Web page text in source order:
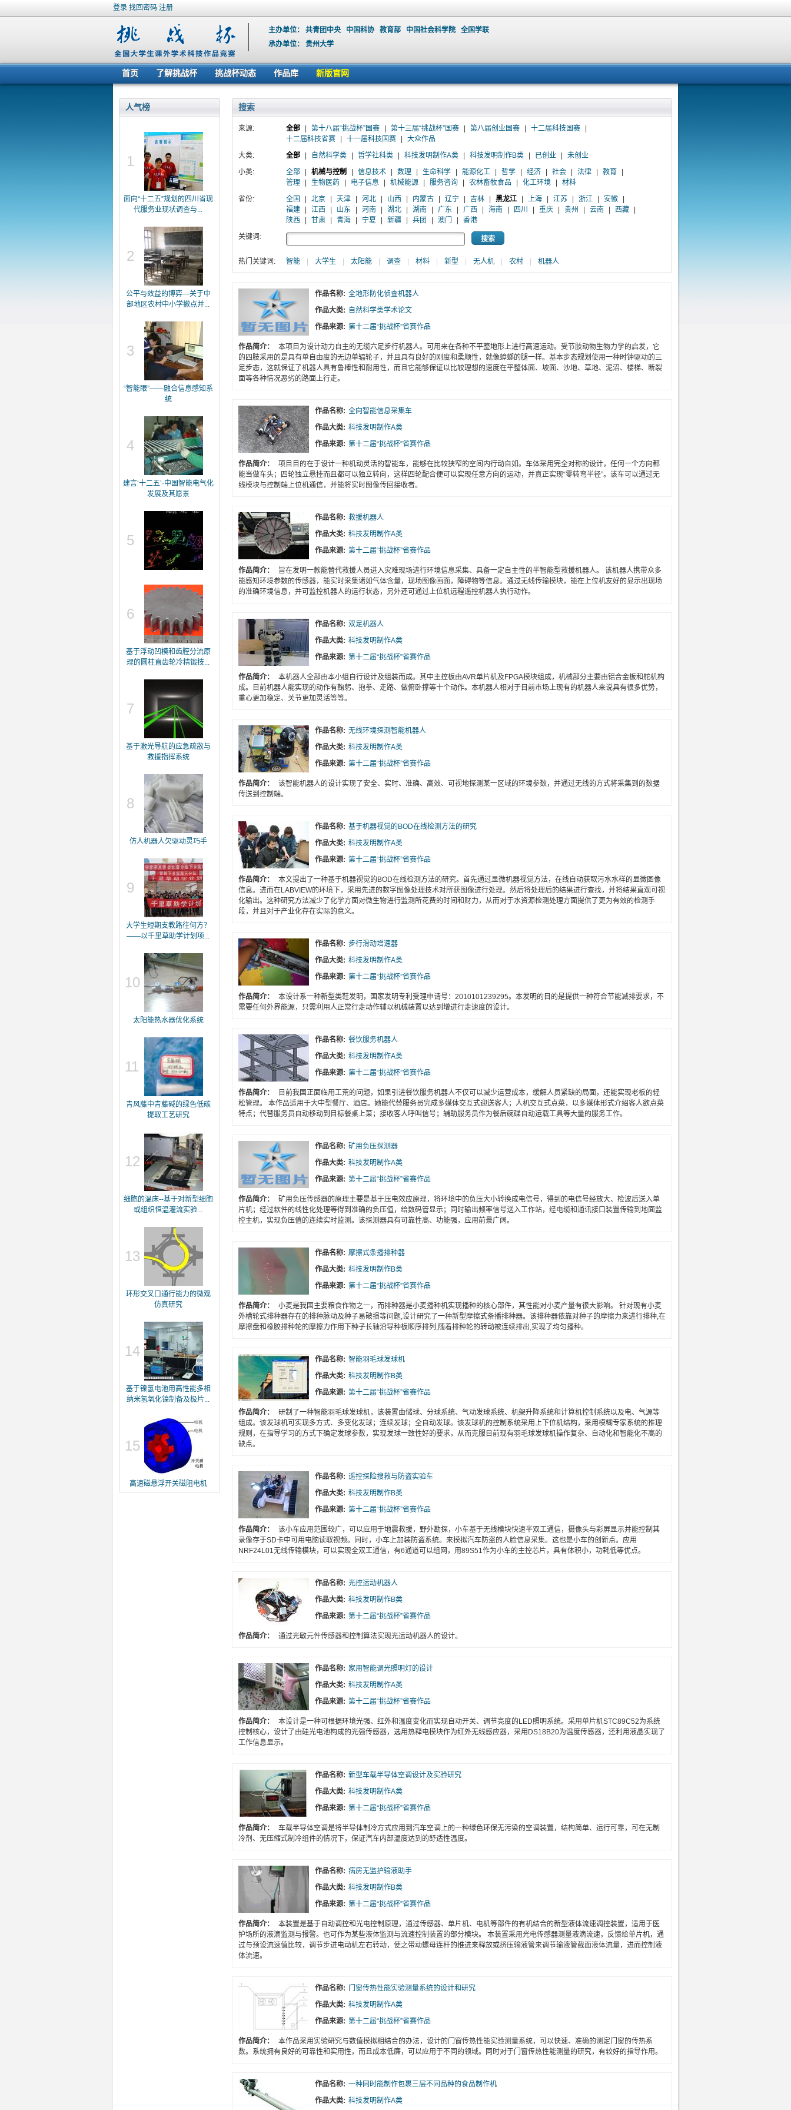
登录 找回密码 注册
主办单位：共青团中央 中国科协 教育部 中国社会科学院
全国学联
承办单位：贵州大学
首页 了解挑战杯 挑战杯动态 作品库 新版官网
人气榜
1
面向“十二五”规划的四川省现
代服务业现状调查与...
2
公平与效益的博弈—关于中
部地区农村中小学撤点并...
3
“智能眼”——融合信息感知系
统
4
建言‘十二五’·中国智能电气化
发展及其愿景
5
6
基于浮动凹模和齿腔分流原
理的圆柱直齿轮冷精锻技...
7
基于激光导航的应急疏散与
救援指挥系统
8
仿人机器人欠驱动灵巧手
9
大学生短期支教路往何方？
——以千里草助学计划项...
10
太阳能热水器优化系统
11
青风藤中青藤碱的绿色低碳
提取工艺研究
12
细胞的温床--基于对新型细胞
或组织恒温灌流实验...
13
环形交叉口通行能力的微观
仿真研究
14
基于镍氢电池用高性能多相
纳米氢氧化镍制备及极片...
15
高速磁悬浮开关磁阻电机
搜索
来源: 全部 第十八届“挑战杯”国赛 第十三届“挑战杯”国赛 第八届创业国赛 十二届科技国赛
十二届科技省赛
十一届科技国赛
大众作品
大类:
全部 自然科学类 哲学社科类 科技发明制作A类 科技发明制作B类 已创业
未创业
小类:
全部 机械与控制 信息技术 数理 生命科学 能源化工 哲学 经济 社会 法律 教育
管理
生物医药 电子信息 机械能源 服务咨询 农林畜牧食品 化工环境
材料
省份:
全国 北京 天津 河北 山西 内蒙古 辽宁 吉林 黑龙江 上海 江苏 浙江 安徽
福建
江西 山东 河南 湖北 湖南 广东 广西 海南 四川 重庆 贵州 云南 西藏
陕西
甘肃 青海 宁夏 新疆 兵团 澳门
香港
关键词:
热门关键词: 智能 大学生 太阳能 调查 材料 新型 无人机 农村 机器人
作品名称: 全地形防化侦查机器人
作品大类: 自然科学类学术论文
作品来源: 第十二届“挑战杯”省赛作品
作品简介：
本项目为设计动力自主的无缆六足步行机器人。可用来在各种不平整地形上进行高速运动。受节肢动物生物力学的启发，它
的四肢采用的是具有单自由度的无边单辐轮子，并且具有良好的刚度和柔顺性，就像蟑螂的腿一样。基本步态规划使用一种时钟驱动的三
足步态，这就保证了机器人具有鲁棒性和耐用性，而且它能够保证以比较理想的速度在平整体面、坡面、沙地、草地、泥沼、楼梯、断裂
面等各种情况恶劣的路面上行走。
作品名称: 全向智能信息采集车
作品大类: 科技发明制作A类
作品来源: 第十二届“挑战杯”省赛作品
作品简介：
项目目的在于设计一种机动灵活的智能车，能够在比较狭窄的空间内行动自如。车体采用完全对称的设计，任何一个方向都
能当做车头；四轮独立悬挂而且都可以独立转向，这样四轮配合便可以实现任意方向的运动，并真正实现“零转弯半径”。该车可以通过无
线模块与控制端上位机通信，并能将实时图像传回接收者。
作品名称: 救援机器人
作品大类: 科技发明制作A类
作品来源: 第十二届“挑战杯”省赛作品
作品简介：
旨在发明一款能替代救援人员进入灾难现场进行环境信息采集、具备一定自主性的半智能型救援机器人。 该机器人携带众多
能感知环境参数的传感器，能实时采集诸如气体含量，现场图像画面，障碍物等信息。通过无线传输模块，能在上位机友好的显示出现场
的准确环境信息，并可监控机器人的运行状态，另外还可通过上位机远程遥控机器人执行动作。
作品名称: 双足机器人
作品大类: 科技发明制作A类
作品来源: 第十二届“挑战杯”省赛作品
作品简介：
本机器人全部由本小组自行设计及组装而成。其中主控板由AVR单片机及FPGA模块组成，机械部分主要由铝合金板和舵机构
成。目前机器人能实现的动作有鞠躬、抱拳、走路、做俯卧撑等十个动作。本机器人相对于目前市场上现有的机器人来说具有很多优势，
重心更加稳定、关节更加灵活等等。
作品名称: 无线环境探测智能机器人
作品大类: 科技发明制作A类
作品来源: 第十二届“挑战杯”省赛作品
作品简介：
该智能机器人的设计实现了安全、实时、准确、高效、可视地探测某一区域的环境参数，并通过无线的方式将采集到的数据
传送到控制端。
作品名称: 基于机器视觉的BOD在线检测方法的研究
作品大类: 科技发明制作A类
作品来源: 第十二届“挑战杯”省赛作品
作品简介：
本文提出了一种基于机器视觉的BOD在线检测方法的研究。首先通过显微机器视觉方法，在线自动获取污水水样的显微图像
信息。进而在LABVIEW的环境下，采用先进的数字图像处理技术对所获图像进行处理。然后将处理后的结果进行查找，并将结果直观可视
化输出。这种研究方法减少了化学方面对微生物进行监测所花费的时间和财力，从而对于水资源检测处理方面提供了更为有效的检测手
段，并且对于产业化存在实际的意义。
作品名称: 步行滑动增速器
作品大类: 科技发明制作A类
作品来源: 第十二届“挑战杯”省赛作品
作品简介：
本设计系一种新型类鞋发明，国家发明专利受理申请号：2010101239295。本发明的目的是提供一种符合节能减排要求，不
需要任何外界能源，只需利用人正常行走动作辅以机械装置以达到增进行走速度的设计。
作品名称: 餐饮服务机器人
作品大类: 科技发明制作A类
作品来源: 第十二届“挑战杯”省赛作品
作品简介：
目前我国正面临用工荒的问题，如果引进餐饮服务机器人不仅可以减少运营成本，缓解人员紧缺的局面，还能实现老板的轻
松管理。 本作品适用于大中型餐厅、酒店。她能代替服务员完成多媒体交互式迎送客人；人机交互式点菜，以多媒体形式介绍客人欲点菜
特点；代替服务员自动移动到目标餐桌上菜；接收客人呼叫信号；辅助服务员作为餐后碗碟自动运载工具等大量的服务工作。
作品名称: 矿用负压探测器
作品大类: 科技发明制作A类
作品来源: 第十二届“挑战杯”省赛作品
作品简介：
矿用负压传感器的原理主要是基于压电效应原理，将环境中的负压大小转换成电信号，得到的电信号经放大、检波后送入单
片机；经过软件的线性化处理等得到准确的负压值，给数码管显示；同时输出频率信号送入工作站，经电缆和通讯接口装置传输到地面监
控主机，实现负压值的连续实时监测。该探测器具有可靠性高、功能强，应用前景广阔。
作品名称: 摩擦式条播排种器
作品大类: 科技发明制作B类
作品来源: 第十二届“挑战杯”省赛作品
作品简介：
小麦是我国主要粮食作物之一，而排种器是小麦播种机实现播种的核心部件，其性能对小麦产量有很大影响。 针对现有小麦
外槽轮式排种器存在的排种脉动及种子易破损等问题,设计研究了一种新型摩擦式条播排种器。该排种器依靠对种子的摩擦力来进行排种,在
摩擦盘和橡胶排种轮的摩擦力作用下种子长轴沿导种板顺序排列,随着排种轮的转动被连续排出,实现了均匀播种。
作品名称: 智能羽毛球发球机
作品大类: 科技发明制作B类
作品来源: 第十二届“挑战杯”省赛作品
作品简介：
研制了一种智能羽毛球发球机，该装置由储球、分球系统、气动发球系统、机架升降系统和计算机控制系统以及电、气源等
组成。该发球机可实现多方式、多变化发球；连续发球；全自动发球。该发球机的控制系统采用上下位机结构，采用模糊专家系统的推理
规则，在指导学习的方式下确定发球参数，实现发球一致性好的要求，从而克服目前现有羽毛球发球机操作复杂、自动化和智能化不高的
缺点。
作品名称: 遥控探险搜救与防盗实验车
作品大类: 科技发明制作B类
作品来源: 第十二届“挑战杯”省赛作品
作品简介：
该小车应用范围较广，可以应用于地震救援，野外勘探，小车基于无线模块快速半双工通信，摄像头与彩屏显示并能控制其
录像存于SD卡中可用电脑读取视频。同时，小车上加装防盗系统。来模拟汽车防盗的人脸信息采集。这也是小车的创新点。应用
NRF24L01无线传输模块，可以实现全双工通信，有6通道可以组网，用89S51作为小车的主控芯片，具有体积小，功耗低等优点。
作品名称: 光控运动机器人
作品大类: 科技发明制作B类
作品来源: 第十二届“挑战杯”省赛作品
作品简介： 通过光敏元件传感器和控制算法实现光运动机器人的设计。
作品名称: 家用智能调光照明灯的设计
作品大类: 科技发明制作A类
作品来源: 第十二届“挑战杯”省赛作品
作品简介：
本设计是一种可根据环境光强、红外和温度变化而实现自动开关、调节亮度的LED照明系统。采用单片机STC89C52为系统
控制核心，设计了由硅光电池构成的光强传感器，选用热释电模块作为红外无线感应器，采用DS18B20为温度传感器，还利用液晶实现了
工作信息显示。
作品名称: 新型车载半导体空调设计及实验研究
作品大类: 科技发明制作A类
作品来源: 第十二届“挑战杯”省赛作品
作品简介：
车载半导体空调是将半导体制冷方式应用到汽车空调上的一种绿色环保无污染的空调装置，结构简单、运行可靠，可在无制
冷剂、无压缩式制冷组件的情况下，保证汽车内部温度达到的舒适性温度。
作品名称: 病房无监护输液助手
作品大类: 科技发明制作B类
作品来源: 第十二届“挑战杯”省赛作品
作品简介：
本装置是基于自动调控和光电控制原理，通过传感器、单片机、电机等部件的有机结合的新型液体流速调控装置，适用于医
护场所的液滴监测与报警。也可作为某些液体监测与流速控制装置的部分模块。 本装置采用光电传感器测量液滴流速，反馈给单片机，通
过与预设流速值比较，调节步进电动机左右转动，使之带动螺母连杆的推进来释放或挤压输液管来调节输液管截面液体流量，进而控制液
体流速。
作品名称: 门窗传热性能实验测量系统的设计和研究
作品大类: 科技发明制作A类
作品来源: 第十二届“挑战杯”省赛作品
作品简介：
本作品采用实验研究与数值模拟相结合的办法，设计的门窗传热性能实验测量系统，可以快速、准确的测定门窗的传热系
数。系统拥有良好的可靠性和实用性，而且成本低廉，可以应用于不同的领域。同时对于门窗传热性能测量的研究，有较好的指导作用。
作品名称: 一种同时能制作包裹三层不同品种的食品制作机
作品大类: 科技发明制作A类